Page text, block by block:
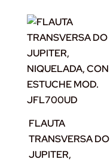
FLAUTA
TRANSVERSA DO
JUPITER,